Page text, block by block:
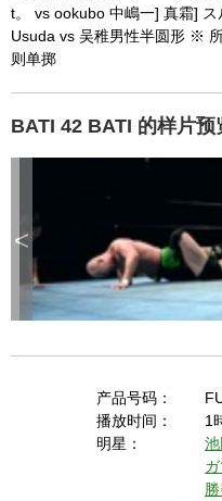
t。 vs ookubo 中嶋一] 真霜]
Usuda vs 吴稚男性半圆形 ※
则单掷
BATI 42 BATI 的样片预
<
产品号码：
播放时间：
1
明星：